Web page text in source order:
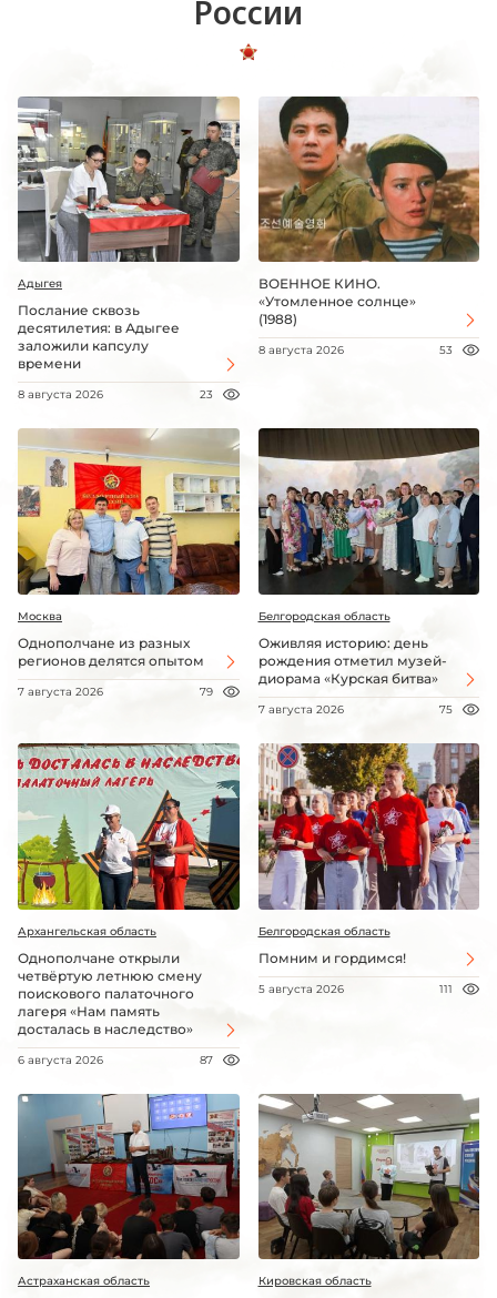
России
Адыгея
Послание сквозь
десятилетия: в Адыгее
заложили капсулу
времени
8 августа 2026 23
ВОЕННОЕ КИНО.
«Утомленное солнце»
(1988)
8 августа 2026 53
Москва
Однополчане из разных
регионов делятся опытом
7 августа 2026 79
Белгородская область
Оживляя историю: день
рождения отметил музей-
диорама «Курская битва»
7 августа 2026 75
Архангельская область
Однополчане открыли
четвёртую летнюю смену
поискового палаточного
лагеря «Нам память
досталась в наследство»
6 августа 2026 87
Белгородская область
Помним и гордимся!
5 августа 2026 111
Астраханская область Кировская область